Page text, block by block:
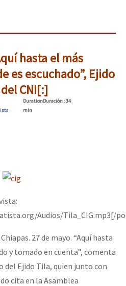
hasta el más
es escuchado”, Ejido
CNI[:]
DurationDuración: 34
min
Audios/Tila_CIG.mp3[/
27 de mayo. “Aquí hasta
y tomado en cuenta”, comenta
del Ejido Tila, quien junto con
cita en la Asamblea